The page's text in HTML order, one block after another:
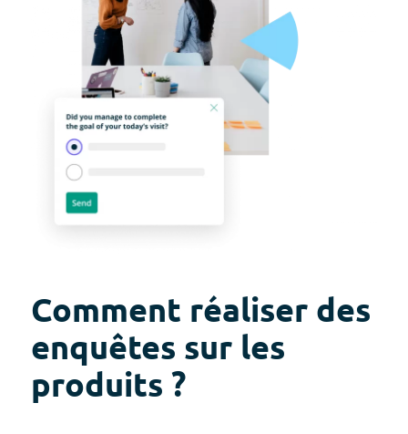
Comment réaliser des
enquêtes sur les
produits ?